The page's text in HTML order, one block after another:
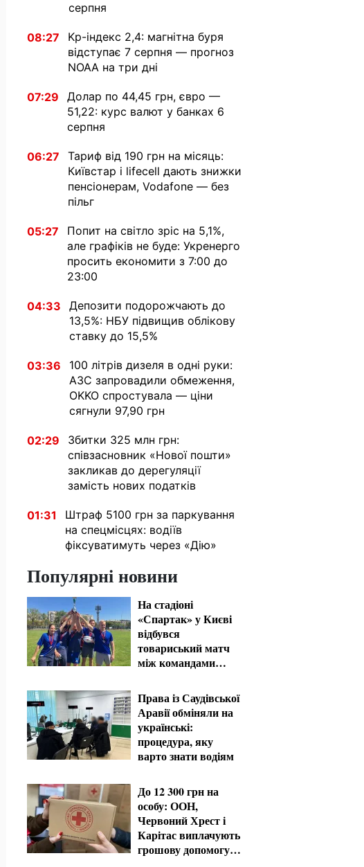
серпня
08:27
Kp-індекс 2,4: магнітна буря
відступає 7 серпня — прогноз
NOAA на три дні
07:29
Долар по 44,45 грн, євро —
51,22: курс валют у банках 6
серпня
06:27
Тариф від 190 грн на місяць:
Київстар і lifecell дають знижки
пенсіонерам, Vodafone — без
пільг
05:27
Попит на світло зріс на 5,1%,
але графіків не буде: Укренерго
просить економити з 7:00 до
23:00
04:33
Депозити подорожчають до
13,5%: НБУ підвищив облікову
ставку до 15,5%
03:36
100 літрів дизеля в одні руки:
АЗС запровадили обмеження,
OKKO спростувала — ціни
сягнули 97,90 грн
02:29
Збитки 325 млн грн:
співзасновник «Нової пошти»
закликав до дерегуляції
замість нових податків
01:31
Штраф 5100 грн за паркування
на спецмісцях: водіїв
фіксуватимуть через «Дію»
Популярні новини
На стадіоні
«Спартак» у Києві
відбувся
товариський матч
між командами
Франції
Права із Саудівської
Аравії обміняли на
українські:
процедура, яку
варто знати водіям
До 12 300 грн на
особу: ООН,
Червоний Хрест і
Карітас виплачують
грошову допомогу в